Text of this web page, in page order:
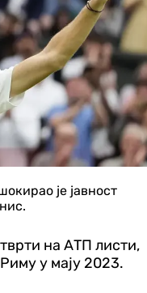
је јавност
на АТП листи,
у мају 2023.